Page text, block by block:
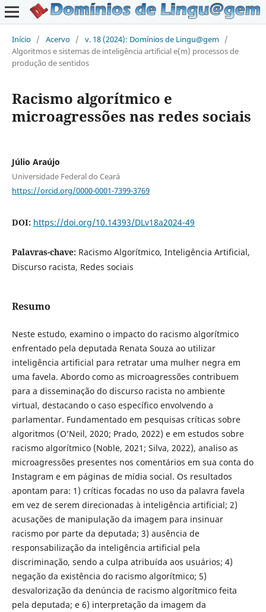
Início / Acervo / v. 18 (2024): Domínios de Lingu@gem /
Algoritmos e sistemas de inteligência artificial e(m) processos de
produção de sentidos
Racismo algorítmico e
microagressões nas redes sociais
Júlio Araújo
Universidade Federal do Ceará
https://orcid.org/0000-0001-7399-3769
DOI: https://doi.org/10.14393/DLv18a2024-49
Palavras-chave: Racismo Algorítmico, Inteligência Artificial,
Discurso racista, Redes sociais
Resumo
Neste estudo, examino o impacto do racismo algorítmico
enfrentado pela deputada Renata Souza ao utilizar
inteligência artificial para retratar uma mulher negra em
uma favela. Abordo como as microagressões contribuem
para a disseminação do discurso racista no ambiente
virtual, destacando o caso específico envolvendo a
parlamentar. Fundamentado em pesquisas críticas sobre
algoritmos (O’Neil, 2020; Prado, 2022) e em estudos sobre
racismo algorítmico (Noble, 2021; Silva, 2022), analiso as
microagressões presentes nos comentários em sua conta do
Instagram e em páginas de mídia social. Os resultados
apontam para: 1) críticas focadas no uso da palavra favela
em vez de serem direcionadas à inteligência artificial; 2)
acusações de manipulação da imagem para insinuar
racismo por parte da deputada; 3) ausência de
responsabilização da inteligência artificial pela
discriminação, sendo a culpa atribuída aos usuários; 4)
negação da existência do racismo algorítmico; 5)
desvalorização da denúncia de racismo algorítmico feita
pela deputada; e 6) interpretação da imagem da